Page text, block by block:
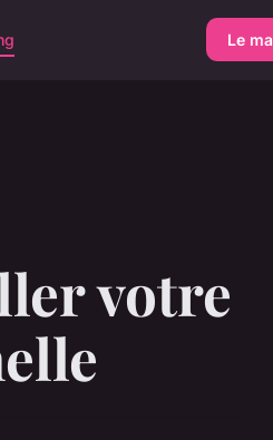
Le
votre